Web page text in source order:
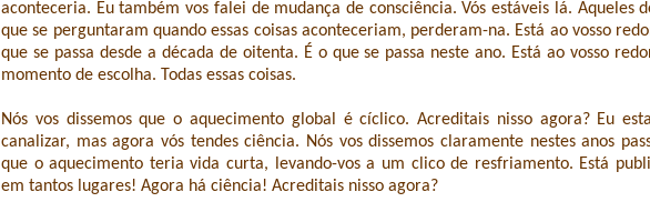
aconteceria. Eu também vos falei de mudança de consciência. Vós estáveis lá. Aqueles
que se perguntaram quando essas coisas aconteceriam, perderam-na. Está ao vosso
que se passa desde a década de oitenta. É o que se passa neste ano. Está ao vosso
momento de escolha. Todas essas coisas.
Nós vos dissemos que o aquecimento global é cíclico. Acreditais nisso agora? Eu
canalizar, mas agora vós tendes ciência. Nós vos dissemos claramente nestes anos
que o aquecimento teria vida curta, levando-vos a um clico de resfriamento. Está
em tantos lugares! Agora há ciência! Acreditais nisso agora?